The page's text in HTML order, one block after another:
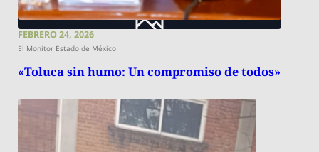
FEBRERO 24, 2026
El Monitor Estado de México
«Toluca sin humo: Un compromiso de todos»